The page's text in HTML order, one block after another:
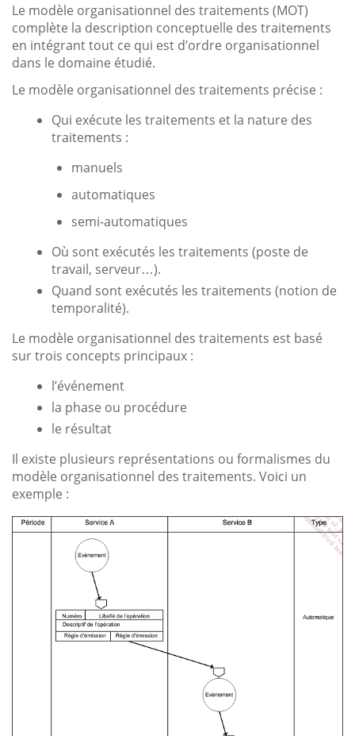
Le modèle organisationnel des traitements (MOT)
complète la description conceptuelle des traitements
en intégrant tout ce qui est d’ordre organisationnel
dans le domaine étudié.
Le modèle organisationnel des traitements précise :
Qui exécute les traitements et la nature des
traitements :
manuels
automatiques
semi-automatiques
Où sont exécutés les traitements (poste de
travail, serveur…).
Quand sont exécutés les traitements (notion de
temporalité).
Le modèle organisationnel des traitements est basé
sur trois concepts principaux :
l’événement
la phase ou procédure
le résultat
Il existe plusieurs représentations ou formalismes du
modèle organisationnel des traitements. Voici un
exemple :